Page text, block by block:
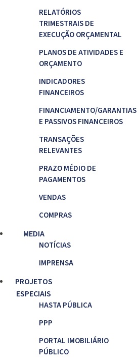
RELATÓRIOS
TRIMESTRAIS DE
EXECUÇÃO ORÇAMENTAL
PLANOS DE ATIVIDADES E
ORÇAMENTO
INDICADORES
FINANCEIROS
FINANCIAMENTO/GARANTIAS
E PASSIVOS FINANCEIROS
TRANSAÇÕES
RELEVANTES
PRAZO MÉDIO DE
PAGAMENTOS
VENDAS
COMPRAS
MEDIA
NOTÍCIAS
IMPRENSA
PROJETOS
ESPECIAIS
HASTA PÚBLICA
PPP
PORTAL IMOBILIÁRIO
PÚBLICO